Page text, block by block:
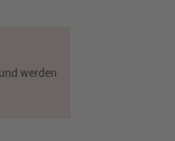
werden